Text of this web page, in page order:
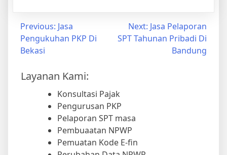
Previous: Jasa
Pengukuhan PKP Di
Bekasi
Next: Jasa Pelaporan
SPT Tahunan Pribadi Di
Bandung
Layanan Kami:
Konsultasi Pajak
Pengurusan PKP
Pelaporan SPT masa
Pembuaatan NPWP
Pemuatan Kode E-fin